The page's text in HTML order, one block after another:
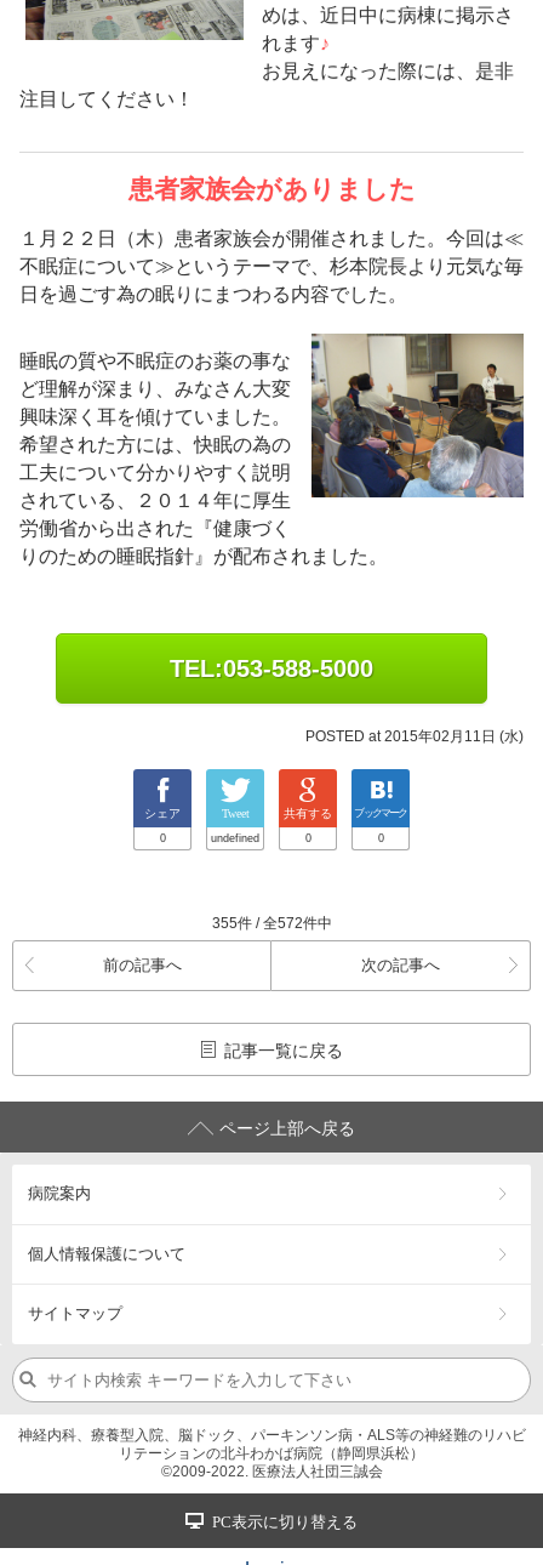
めは、近日中に病棟に掲示さ
れます♪
お見えになった際には、是非
注目してください！
患者家族会がありました
１月２２日（木）患者家族会が開催されました。今回は≪
不眠症について≫というテーマで、杉本院長より元気な毎
日を過ごす為の眠りにまつわる内容でした。
睡眠の質や不眠症のお薬の事な
ど理解が深まり、みなさん大変
興味深く耳を傾けていました。
希望された方には、快眠の為の
工夫について分かりやすく説明
されている、２０１４年に厚生
労働省から出された『健康づく
りのための睡眠指針』が配布されました。
TEL:053-588-5000
POSTED at 2015年02月11日 (水)
シェア
0
Tweet
undefined
共有する
0
ブックマーク
0
355件 / 全572件中
前の記事へ 次の記事へ
記事一覧に戻る
ページ上部へ戻る
病院案内
個人情報保護について
サイトマップ
神経内科、療養型入院、脳ドック、パーキンソン病・ALS等の神経難のリハビ
リテーションの北斗わかば病院（静岡県浜松）
©2009-2022. 医療法人社団三誠会
PC表示に切り替える